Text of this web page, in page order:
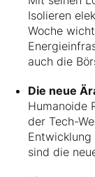
Isolieren
Woche
auch die
Die neue
Humanoide
der Tech-
Entwicklung
sind die